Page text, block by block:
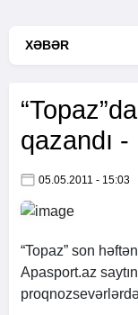
XƏBƏR
qazandı
05.05.2011 - 15:03
“Topaz” son
Apasport.az